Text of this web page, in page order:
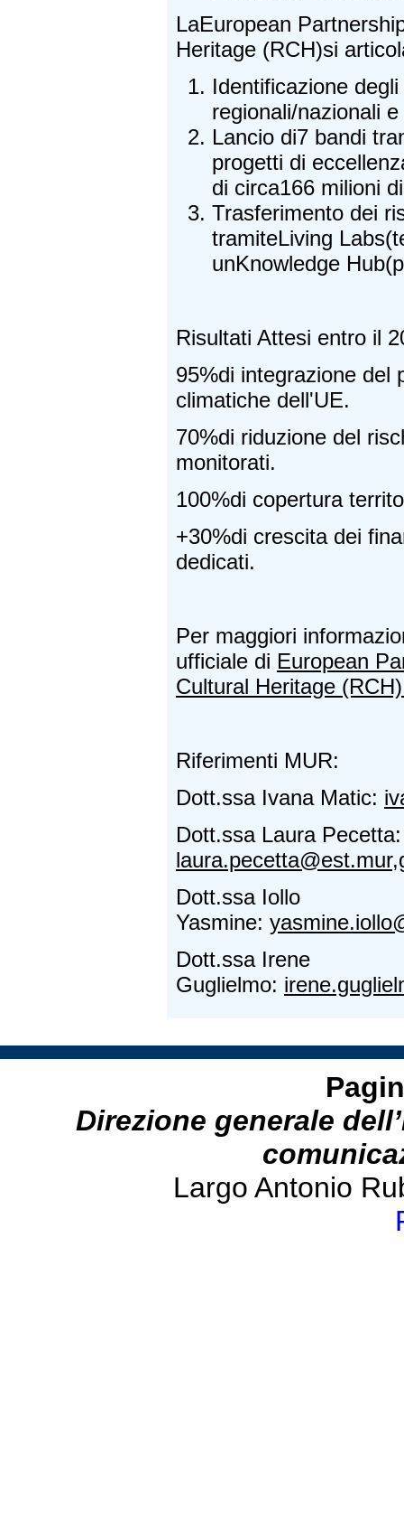
LaEuropean
Heritage (RCH)si
Identificazione
regionali/nazionali
Lancio di7 bandi
progetti di
di circa166 milioni
Trasferimento dei
tramiteLiving
unKnowledge
Risultati Attesi entro il
95%di integrazione del
climatiche dell'UE.
70%di riduzione del
monitorati.
100%di copertura
+30%di crescita dei
dedicati.
Per maggiori
ufficiale di European
Cultural Heritage
Riferimenti MUR:
Dott.ssa Ivana Matic:
Dott.ssa Laura Pecetta:
Dott.ssa Iollo
Yasmine:
Dott.ssa Irene
Guglielmo:
Direzione generale
Largo Antonio